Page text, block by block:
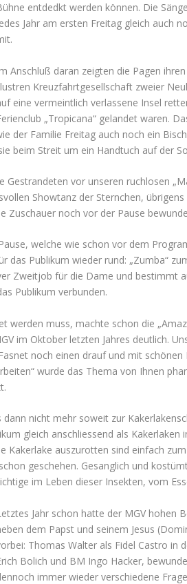
entdedkt werden können. Die
Jahr am ersten Freitag gleich auch
Anschluß daran zeigten die Pagen
Kreuzfahrtgesellschaft zweier
eine vermeintlich verlassene Insel
„Tropicana“ gelandet waren.
der Familie Freitag auch noch ein
beim Streit um ein Handtuch auf der
Gestrandeten vor unseren ruchlosen
Showtanz der Sternchen,
Zuschauer noch vor der Pause
welche wie schon vor dem
das Publikum wieder rund: „Zumba“
Zweitjob für die Dame und bestimmt
Publikum verbunden.
werden muss, machte schon die
im Oktober letzten Jahres deutlich.
noch einen drauf und mit schönen
wurde das Thema von Ihnen
nicht mehr soweit zur
gleich anschliessend als
Kakerlake auszurotten sind einfach
geschehen. Gesanglich und
im Leben dieser Insekten, vom
Jahr schon hatte der MGV hohen
dem Papst und seinem Jesus
Thomas Walter als Fidel Castro in
Bolich und BM Ingo Hacker,
immer wieder verschiedene